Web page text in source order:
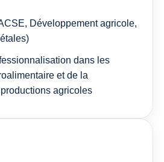
Développement agricole,
dans les
et de la
agricoles